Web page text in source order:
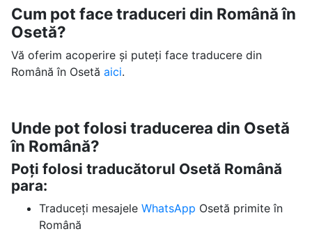
Cum pot face traduceri din Română în
Osetă?
Vă oferim acoperire și puteți face traducere din
Română în Osetă aici.
Unde pot folosi traducerea din Osetă
în Română?
Poți folosi traducătorul Osetă Română
para:
Traduceți mesajele WhatsApp Osetă primite în
Română